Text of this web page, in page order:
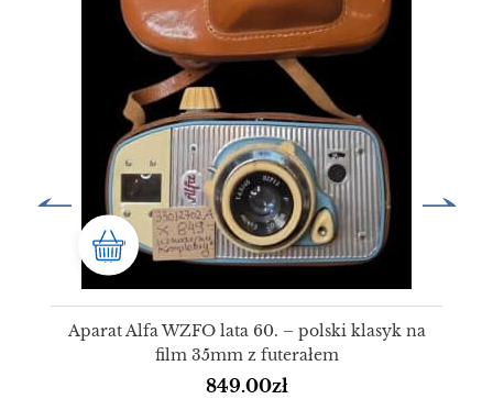
Aparat Alfa WZFO lata 60. – polski klasyk na
film 35mm z futerałem
849.00zł